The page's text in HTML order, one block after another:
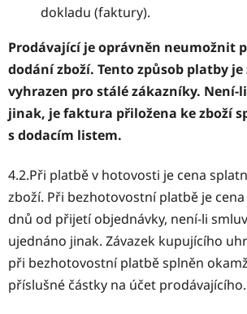
dokladu (faktury).
Prodávající je oprávněn neumožnit
dodání zboží. Tento způsob platby
vyhrazen pro stálé zákazníky.
jinak, je faktura přiložena ke zboží
s dodacím listem.
4.2.Při platbě v hotovosti je cena
zboží. Při bezhotovostní platbě je
dnů od přijetí objednávky, není-li
ujednáno jinak. Závazek kupujícího
při bezhotovostní platbě splněn
příslušné částky na účet prodávajícího.